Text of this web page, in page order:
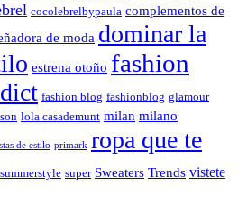
cocolebrelbypaula complementos de
de moda dominar la
estrena otoño fashion
fashion blog fashionblog glamour
lola casademunt milan milano
de estilo primark ropa que te
summerstyle super Sweaters Trends vistete